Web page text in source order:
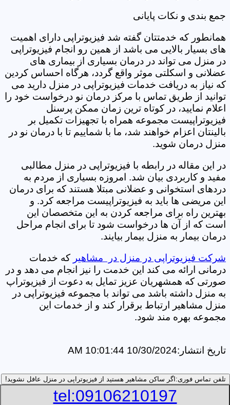
جمع بندی و نکات پایانی
همانطور که خدمتتان گفته شد فیزیوتراپی دارای اهمیت
های بسیار بالایی می باشد از همین رو انجام فیزیوتراپی
در منزل می تواند در درمان بسیاری از بیماری های
عضلانی و اسکلتی موثر واقع گردد، هرگاه احساس کردین
که نیاز به دریافت خدمات فیزیوتراپی در منزل دارید می
توانید از طریق تماس با مرکز درمان نو درخواست خود را
اعلام نمایید، در کوتاه ترین زمان ممکن پرسنل
فیزیوتراپیست مجموعه همراه با تجهیزات تکمیل بر
بالینتان اعزام خواهند شد، ما با شماییم تا با درمان نو در
منزل درمان شوید.
در این مقاله در رابطه با فیزیوتراپی در منزل مطالبی
مفید و کاربردی بیان شد. امروزه بسیاری از مردم به
دردهای استخوانی و عضلانی مبتلا هستند که برای درمان
این مریضی ها باید به فیزیوتراپیست مراجعه کرد. و
بهترین راه برای مراجعه کردن به این متخصصان این
است که از آن ها درخواست شود تا برای انجام مراحل
درمان بیمار به منزل بیمار بیایند.
شرکت فیزیوتراپی در منزل در مشاهیر که خدمات
درمانی ارائه می کند این خدمت را نیز انجام می دهد و در
صورتی که همشهریان عزیز تمایل به دعوت از فیزیوتراپ
به منزل داشته باشد می تواند با مجموعه فیزیوتراپی در
منزل مشاهیر ارتباط برقرار کند و از خدمات این
مجموعه بهره مند شود.
تاریخ انتشار:10/30/2024 10:01:44 AM
تلفن تماس فوری: اگر ساکن مشاهیر هستید از فیزیوتراپی در منزل عافل نشوید!
tel:09106210197